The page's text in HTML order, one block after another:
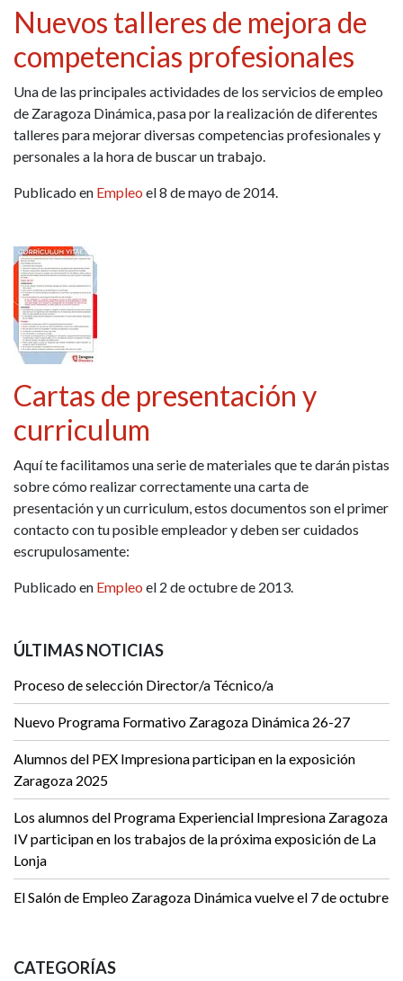
Nuevos talleres de mejora de
competencias profesionales
Una de las principales actividades de los servicios de empleo
de Zaragoza Dinámica, pasa por la realización de diferentes
talleres para mejorar diversas competencias profesionales y
personales a la hora de buscar un trabajo.
Publicado en Empleo el 8 de mayo de 2014.
Cartas de presentación y
curriculum
Aquí te facilitamos una serie de materiales que te darán pistas
sobre cómo realizar correctamente una carta de
presentación y un curriculum, estos documentos son el primer
contacto con tu posible empleador y deben ser cuidados
escrupulosamente:
Publicado en Empleo el 2 de octubre de 2013.
ÚLTIMAS NOTICIAS
Proceso de selección Director/a Técnico/a
Nuevo Programa Formativo Zaragoza Dinámica 26-27
Alumnos del PEX Impresiona participan en la exposición
Zaragoza 2025
Los alumnos del Programa Experiencial Impresiona Zaragoza
IV participan en los trabajos de la próxima exposición de La
Lonja
El Salón de Empleo Zaragoza Dinámica vuelve el 7 de octubre
CATEGORÍAS